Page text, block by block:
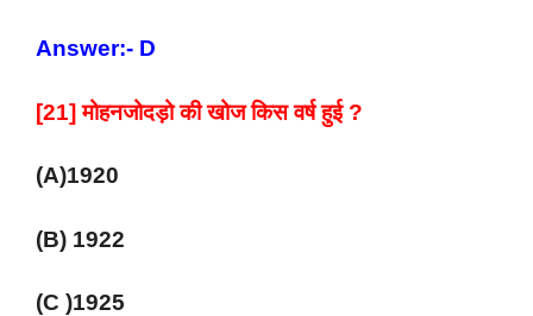
Answer:- D
[21] मोहनजोदड़ो की खोज किस वर्ष हुई ?
(A)1920
(B) 1922
(C )1925